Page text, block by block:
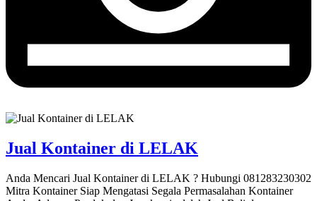
Jual Kontainer di LELAK
Anda Mencari Jual Kontainer di LELAK ? Hubungi 081283230302
Mitra Kontainer Siap Mengatasi Segala Permasalahan Kontainer